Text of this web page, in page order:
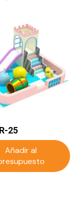
25
Añadir al